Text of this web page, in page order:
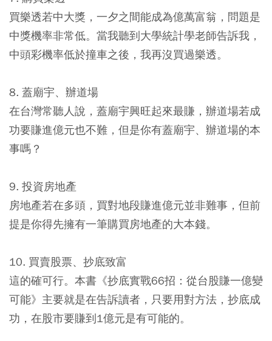
買樂透若中大獎，一夕之間能成為億萬富翁，問題是
中獎機率非常低。當我聽到大學統計學老師告訴我，
中頭彩機率低於撞車之後，我再沒買過樂透。
8. 蓋廟宇、辦道場
在台灣常聽人說，蓋廟宇興旺起來最賺，辦道場若成
功要賺進億元也不難，但是你有蓋廟宇、辦道場的本
事嗎？
9. 投資房地產
房地產若在多頭，買對地段賺進億元並非難事，但前
提是你得先擁有一筆購買房地產的大本錢。
10. 買賣股票、抄底致富
這的確可行。本書《抄底實戰66招：從台股賺一億變
可能》主要就是在告訴讀者，只要用對方法，抄底成
功，在股市要賺到1億元是有可能的。